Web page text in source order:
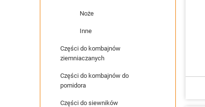
Noże
Inne
Części do kombajnów
ziemniaczanych
Części do kombajnów do
pomidora
Części do siewników